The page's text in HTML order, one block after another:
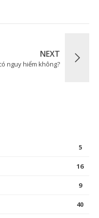
NEXT
nguy hiểm không?
5
16
9
40